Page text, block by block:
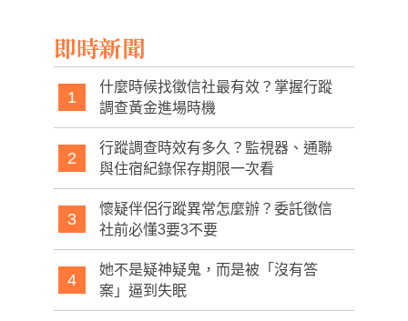
即時新聞
1
什麼時候找徵信社最有效？掌握行蹤
調查黃金進場時機
2
行蹤調查時效有多久？監視器、通聯
與住宿紀錄保存期限一次看
3
懷疑伴侶行蹤異常怎麼辦？委託徵信
社前必懂3要3不要
4
她不是疑神疑鬼，而是被「沒有答
案」逼到失眠